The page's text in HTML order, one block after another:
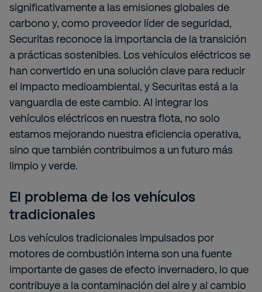
significativamente a las emisiones globales de
carbono y, como proveedor líder de seguridad,
Securitas reconoce la importancia de la transición
a prácticas sostenibles. Los vehículos eléctricos se
han convertido en una solución clave para reducir
el impacto medioambiental, y Securitas está a la
vanguardia de este cambio. Al integrar los
vehículos eléctricos en nuestra flota, no solo
estamos mejorando nuestra eficiencia operativa,
sino que también contribuimos a un futuro más
limpio y verde.
El problema de los vehículos
tradicionales
Los vehículos tradicionales impulsados por
motores de combustión interna son una fuente
importante de gases de efecto invernadero, lo que
contribuye a la contaminación del aire y al cambio